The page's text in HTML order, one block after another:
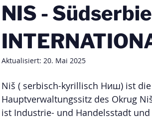
NIS -
Aktualisiert: 20. Mai 2025
Niš ( serbisch-kyrillisch Ниш) ist
Hauptverwaltungssitz des Okrug
ist Industrie- und Handelsstadt